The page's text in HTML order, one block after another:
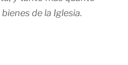
de la Iglesia.